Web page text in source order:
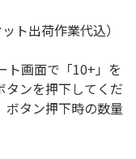
ト出荷作業代込）
ト画面で「10+」を
タンを押下してくだ
ボタン押下時の数量